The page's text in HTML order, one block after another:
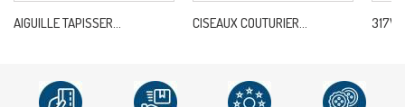
AIGUILLE TAPISSER... CISEAUX COUTURIER... 317W